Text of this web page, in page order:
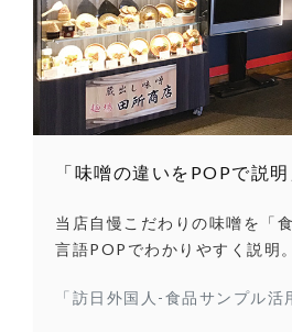
「味噌の違いをPOPで説明
当店自慢こだわりの味噌を「
言語POPでわかりやすく説明。
「訪日外国人-食品サンプル